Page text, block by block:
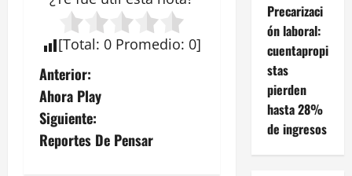
[Total: 0 Promedio: 0]
N
a
v
Anterior:
Ahora Play
Siguiente:
Reportes De Pensar
Precarizaci
ón laboral:
cuentapropi
stas
pierden
hasta 28%
de ingresos